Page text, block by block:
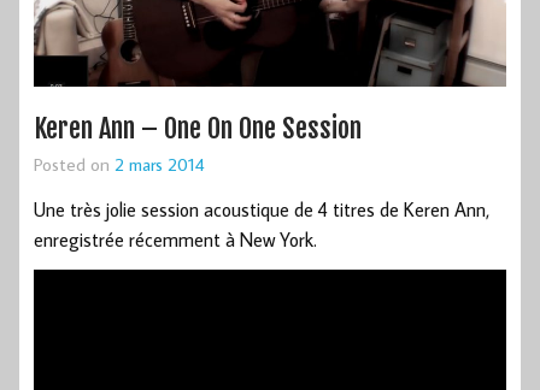
Keren Ann – One On One Session
Posted on 2 mars 2014
Une très jolie session acoustique de 4 titres de Keren Ann,
enregistrée récemment à New York.